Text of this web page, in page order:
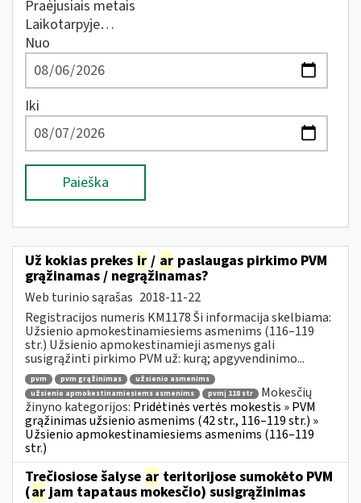
Praėjusiais metais
Laikotarpyje…
Nuo
Iki
Paieška
Už kokias prekes ir / ar paslaugas pirkimo PVM
grąžinamas / negrąžinamas?
Web turinio sąrašas 2018-11-22
Registracijos numeris KM1178 Ši informacija skelbiama:
Užsienio apmokestinamiesiems asmenims (116–119
str.) Užsienio apmokestinamieji asmenys gali
susigrąžinti pirkimo PVM už: kurą; apgyvendinimo...
pvm pvm grąžinimas
užsienio asmenims
užsienio apmokestinamiesiems asmenims
pvmį 118 str
Mokesčių
žinyno kategorijos: Pridėtinės vertės mokestis » PVM
grąžinimas užsienio asmenims (42 str., 116–119 str.) »
Užsienio apmokestinamiesiems asmenims (116–119
str.)
Trečiosiose šalyse ar teritorijose sumokėto PVM
(arjam tapataus mokesčio) susigrąžinimas